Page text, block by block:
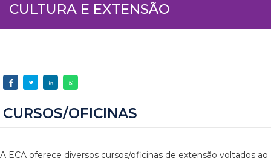
CULTURA E EXTENSÃO
CURSOS/OFICINAS
A ECA oferece diversos cursos/oficinas de extensão voltados ao